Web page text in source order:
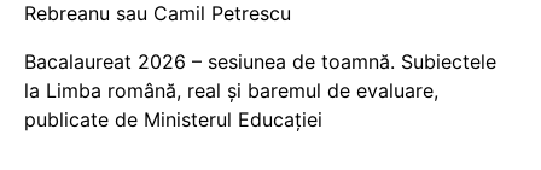
Rebreanu sau Camil Petrescu
Bacalaureat 2026 – sesiunea de toamnă. Subiectele
la Limba română, real și baremul de evaluare,
publicate de Ministerul Educației